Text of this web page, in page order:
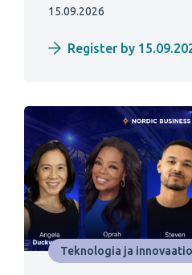
15.09.2026
Register by
Teknologia ja